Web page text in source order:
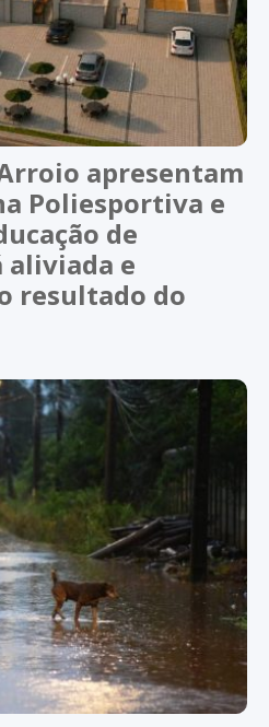
apresentam
Poliesportiva e
de
aliviada e
resultado do